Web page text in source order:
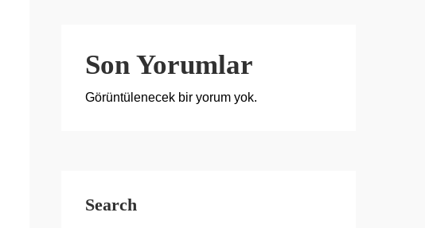
Son Yorumlar
Görüntülenecek bir yorum yok.
Search